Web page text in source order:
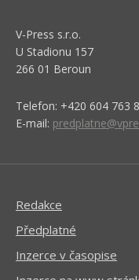
V-Press s.r.o.
U Stadionu 157
266 01 Beroun
Telefon: +420 604 763
E-mail:
Redakce
Předplatné
Inzerce v časopise